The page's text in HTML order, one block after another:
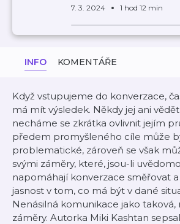
7. 3. 2024 1 hod 12 min
INFO KOMENTÁŘE
Když vstupujeme do konverzace,
má mít výsledek. Někdy jej ani
necháme se zkrátka ovlivnit jejím
předem promyšleného cíle může
problematické, zároveň se však
svými záměry, které, jsou-li
napomáhají konverzace směřovat
jasnost v tom, co má být v dané
Nenásilná komunikace jako taková,
záměry. Autorka Miki Kashtan